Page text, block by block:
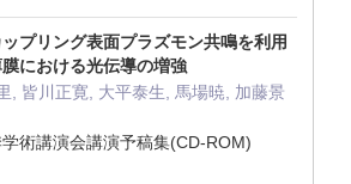
プリング表面プラズモン共鳴を利用
における光伝導の増強
, 皆川正寛, 大平泰生, 馬場暁, 加藤景
術講演会講演予稿集(CD-ROM)